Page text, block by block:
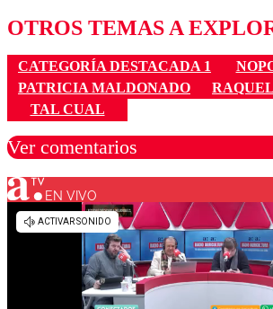
OTROS TEMAS A
CATEGORÍA DESTACADA 1
PATRICIA MALDONADO
TAL CUAL
Ver comentarios
Los comentarios son moderados para
diálogo respetuoso.
EN VIVO